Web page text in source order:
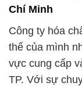
Chí Minh
Công ty hóa
thế của mình
vực cung cấp
TP. Với sự